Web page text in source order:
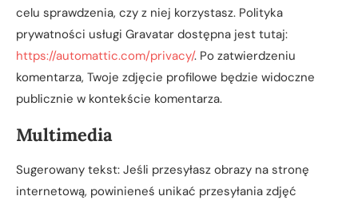
celu sprawdzenia, czy z niej korzystasz. Polityka
prywatności usługi Gravatar dostępna jest tutaj:
https://automattic.com/privacy/. Po zatwierdzeniu
komentarza, Twoje zdjęcie profilowe będzie widoczne
publicznie w kontekście komentarza.
Multimedia
Sugerowany tekst: Jeśli przesyłasz obrazy na stronę
internetową, powinieneś unikać przesyłania zdjęć